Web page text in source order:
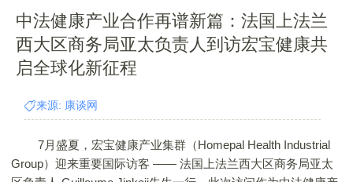
中法健康产业合作再谱新篇：法国上法兰
西大区商务局亚太负责人到访宏宝健康共
启全球化新征程
来源: 康谈网
7月盛夏，宏宝健康产业集群（Homepal Health Industrial
Group）迎来重要国际访客 —— 法国上法兰西大区商务局亚太